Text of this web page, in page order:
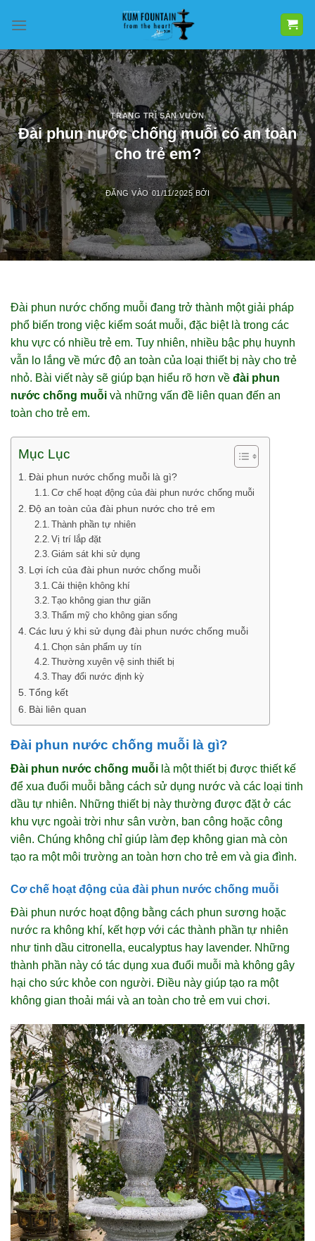
qua
dung
TRANG TRÍ SÂN VƯỜN
Đài phun nước chống muỗi có an toàn
cho trẻ em?
ĐĂNG VÀO01/11/2025 BỞI
Đài phun nước chống muỗi đang trở thành một giải pháp
phổ biến trong việc kiểm soát muỗi, đặc biệt là trong các
khu vực có nhiều trẻ em. Tuy nhiên, nhiều bậc phụ huynh
vẫn lo lắng về mức độ an toàn của loại thiết bị này cho trẻ
nhỏ. Bài viết này sẽ giúp bạn hiểu rõ hơn về đài phun
nước chống muỗi và những vấn đề liên quan đến an
toàn cho trẻ em.
Mục Lục
Đài phun nước chống muỗi là gì?
Cơ chế hoạt động của đài phun nước chống muỗi
Độ an toàn của đài phun nước cho trẻ em
Thành phần tự nhiên
Vị trí lắp đặt
Giám sát khi sử dụng
Lợi ích của đài phun nước chống muỗi
Cải thiện không khí
Tạo không gian thư giãn
Thẩm mỹ cho không gian sống
Các lưu ý khi sử dụng đài phun nước chống muỗi
Chọn sản phẩm uy tín
Thường xuyên vệ sinh thiết bị
Thay đổi nước định kỳ
Tổng kết
Bài liên quan
Đài phun nước chống muỗi là gì?
Đài phun nước chống muỗi là một thiết bị được thiết kế
để xua đuổi muỗi bằng cách sử dụng nước và các loại tinh
dầu tự nhiên. Những thiết bị này thường được đặt ở các
khu vực ngoài trời như sân vườn, ban công hoặc công
viên. Chúng không chỉ giúp làm đẹp không gian mà còn
tạo ra một môi trường an toàn hơn cho trẻ em và gia đình.
Cơ chế hoạt động của đài phun nước chống muỗi
Đài phun nước hoạt động bằng cách phun sương hoặc
nước ra không khí, kết hợp với các thành phần tự nhiên
như tinh dầu citronella, eucalyptus hay lavender. Những
thành phần này có tác dụng xua đuổi muỗi mà không gây
hại cho sức khỏe con người. Điều này giúp tạo ra một
không gian thoải mái và an toàn cho trẻ em vui chơi.